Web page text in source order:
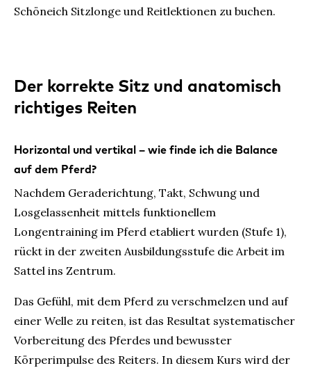
Schöneich Sitzlonge und Reitlektionen zu buchen.
Der korrekte Sitz und anatomisch
richtiges Reiten
Horizontal und vertikal – wie finde ich die Balance
auf dem Pferd?
Nachdem Geraderichtung, Takt, Schwung und
Losgelassenheit mittels funktionellem
Longentraining im Pferd etabliert wurden (Stufe 1),
rückt in der zweiten Ausbildungsstufe die Arbeit im
Sattel ins Zentrum.
Das Gefühl, mit dem Pferd zu verschmelzen und auf
einer Welle zu reiten, ist das Resultat systematischer
Vorbereitung des Pferdes und bewusster
Körperimpulse des Reiters. In diesem Kurs wird der